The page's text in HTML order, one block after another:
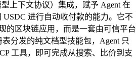
上下文协议）集成，赋予 Agent 在
USDC 进行自动收付款的能力。它不
的区块链应用，而是一套由可信平台
分发的纯文档型技能包，Agent 只
工具，即可完成从搜索、比价到支